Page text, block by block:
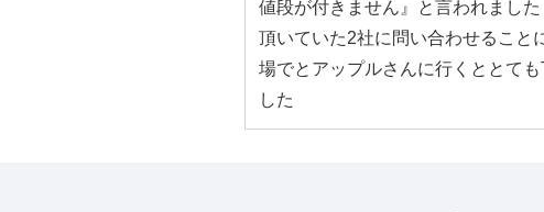
値段が付きません』と言われまし
頂いていた2社に問い合わせるこ
場でとアップルさんに行くととて
した